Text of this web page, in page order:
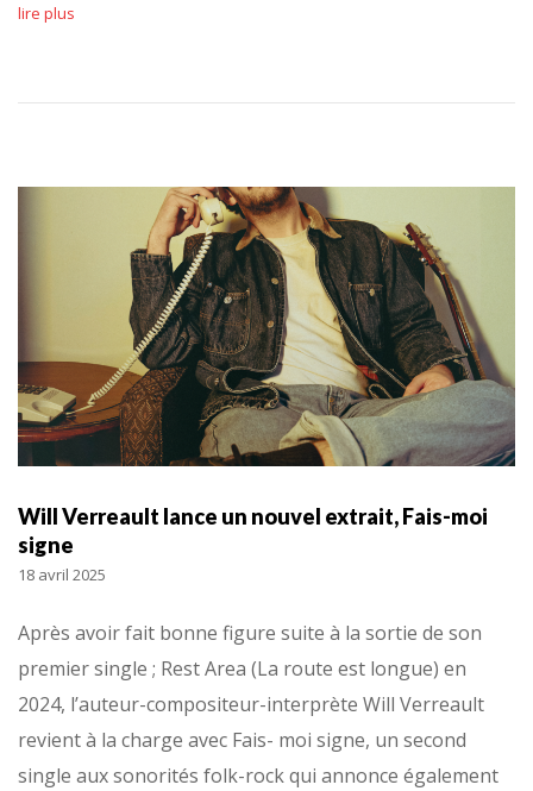
lire plus
Will Verreault lance un nouvel extrait, Fais-moi
signe
18 avril 2025
Après avoir fait bonne figure suite à la sortie de son
premier single ; Rest Area (La route est longue) en
2024, l’auteur-compositeur-interprète Will Verreault
revient à la charge avec Fais- moi signe, un second
single aux sonorités folk-rock qui annonce également